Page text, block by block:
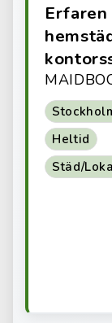
Heltid
Städ/